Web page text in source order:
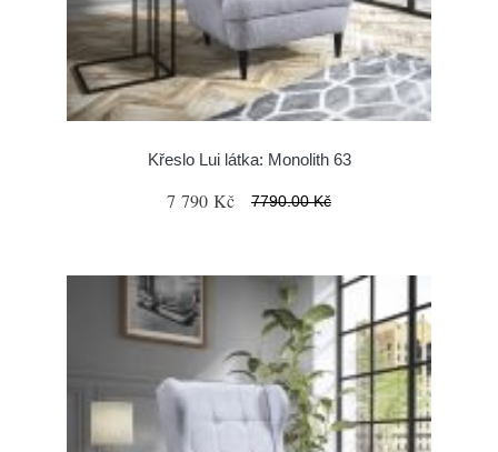
Křeslo Lui látka: Monolith 63
7 790 Kč 7790.00 Kč